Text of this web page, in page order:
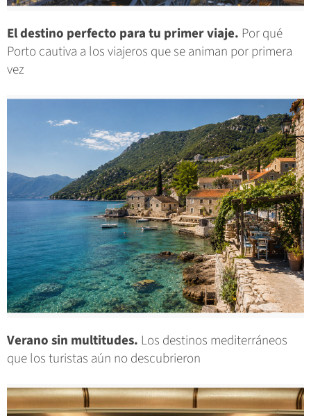
El destino perfecto para tu primer viaje. Por qué
Porto cautiva a los viajeros que se animan por primera
vez
Verano sin multitudes. Los destinos mediterráneos
que los turistas aún no descubrieron